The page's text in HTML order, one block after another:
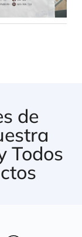
de
Todos